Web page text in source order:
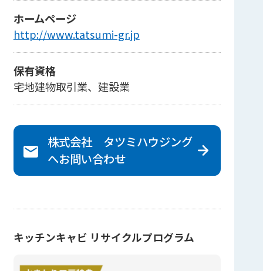
ホームページ
http://www.tatsumi-gr.jp
保有資格
宅地建物取引業、建設業
株式会社 タツミハウジング
へお問い合わせ
キッチンキャビ リサイクルプログラム